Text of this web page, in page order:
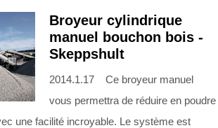
Broyeur cylindrique
manuel bouchon bois -
Skeppshult
2014.1.17 Ce broyeur manuel
vous permettra de réduire en poudre
une facilité incroyable. Le système est